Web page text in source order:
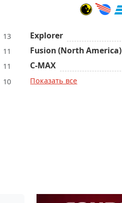
13
11
11
10
Explorer
Fusion (North America)
C-MAX
Показать все